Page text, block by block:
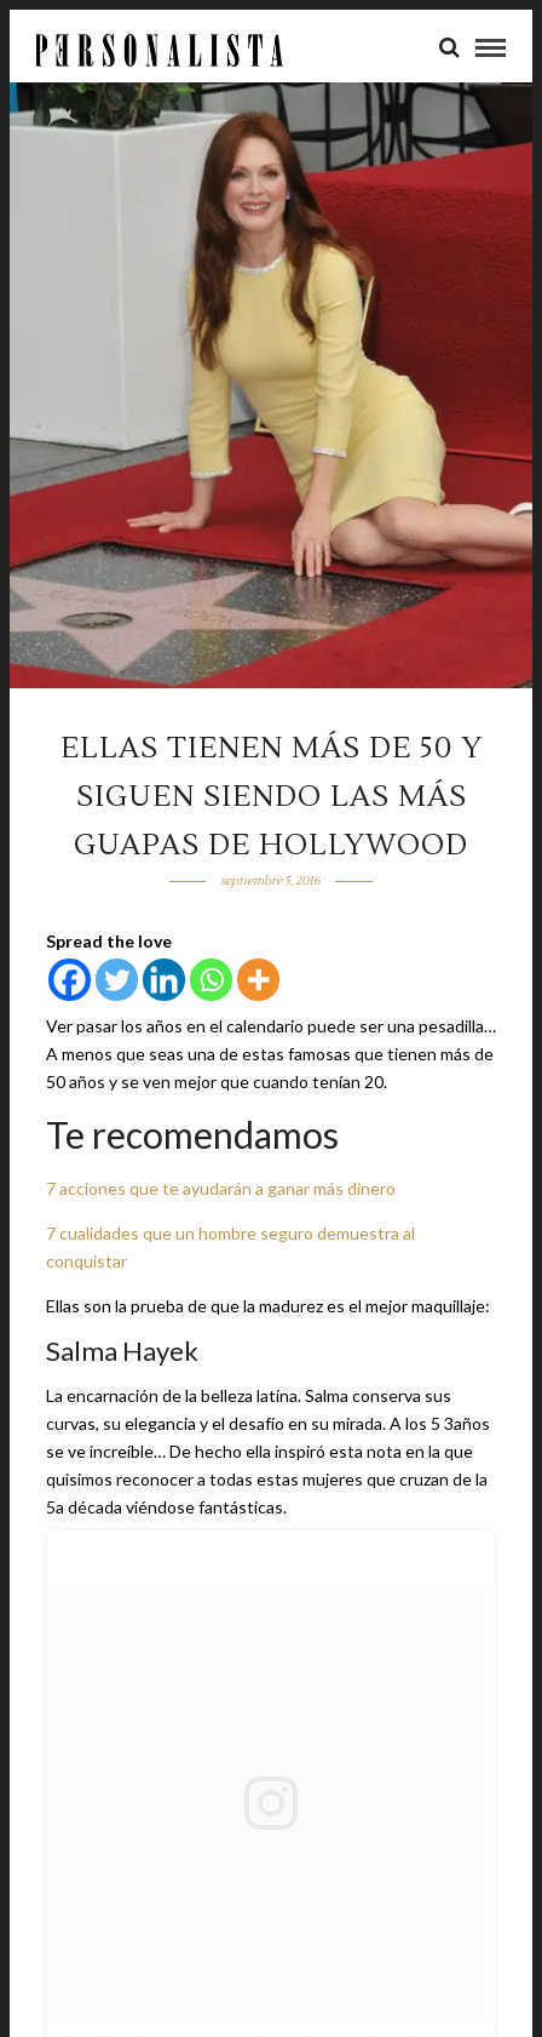
ELLAS TIENEN MÁS DE 50 Y
SIGUEN SIENDO LAS MÁS
GUAPAS DE HOLLYWOOD
septiembre 5, 2016
Spread the love
Ver pasar los años en el calendario puede ser una pesadilla…
A menos que seas una de estas famosas que tienen más de
50 años y se ven mejor que cuando tenían 20.
Te recomendamos
7 acciones que te ayudarán a ganar más dinero
7 cualidades que un hombre seguro demuestra al
conquistar
Ellas son la prueba de que la madurez es el mejor maquillaje:
Salma Hayek
La encarnación de la belleza latina. Salma conserva sus
curvas, su elegancia y el desafío en su mirada. A los 5 3años
se ve increíble… De hecho ella inspiró esta nota en la que
quisimos reconocer a todas estas mujeres que cruzan de la
5a década viéndose fantásticas.